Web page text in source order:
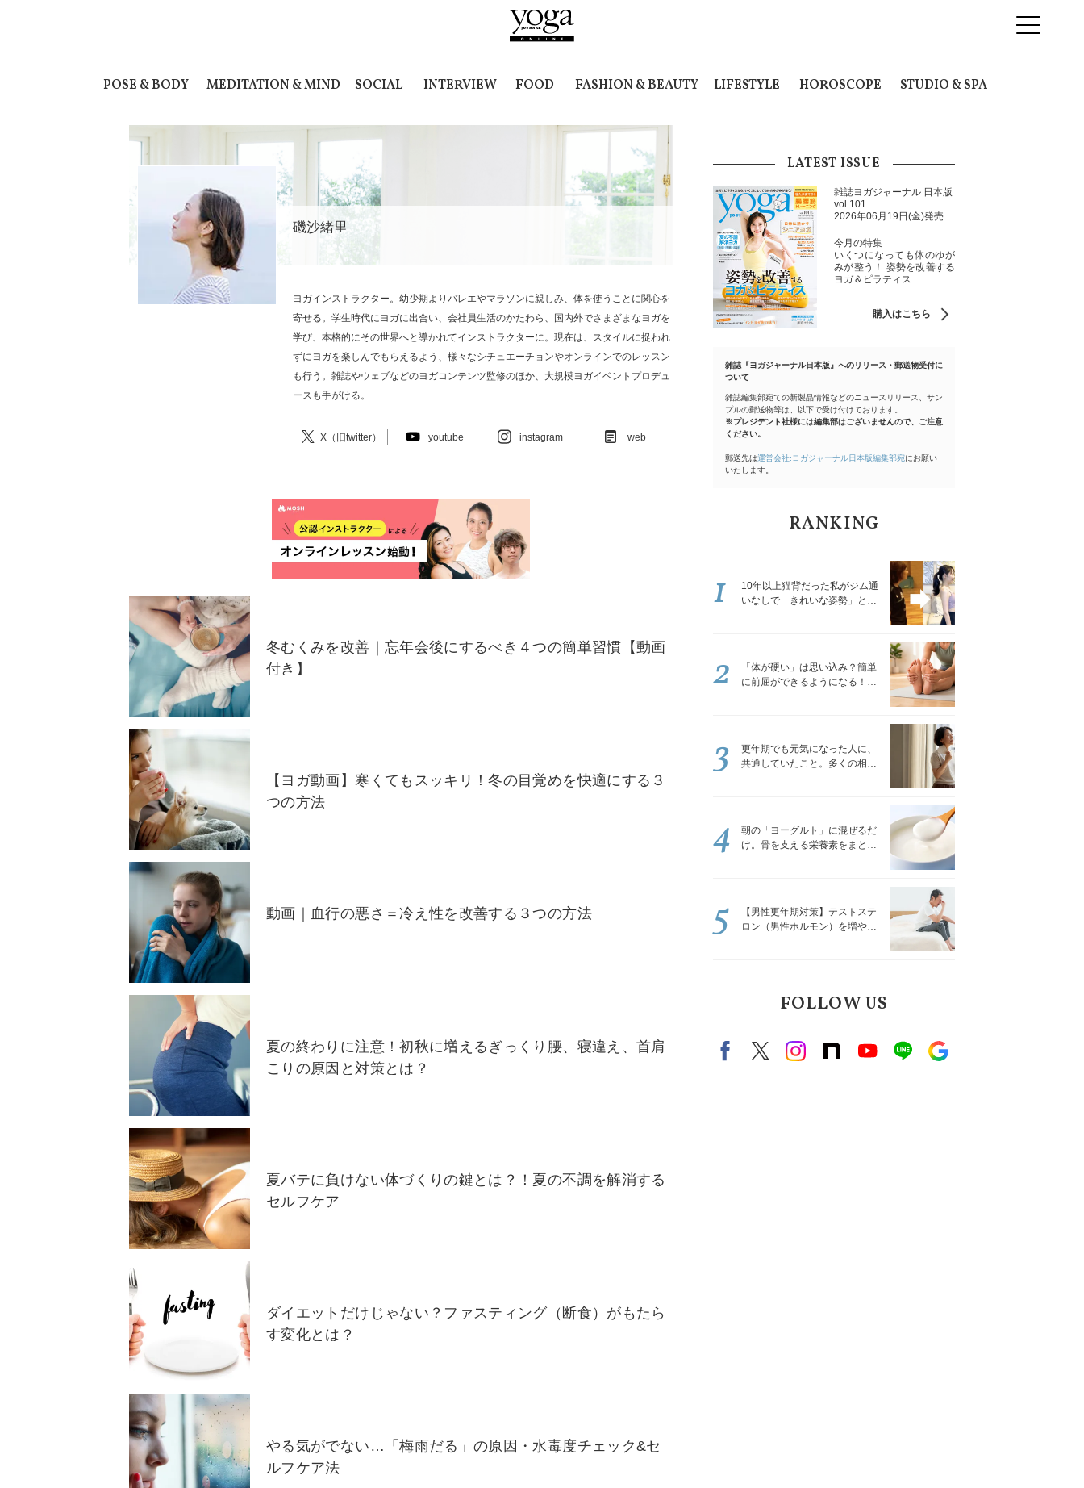
POSE & BODY MEDITATION & MIND SOCIAL INTERVIEW FOOD FASHION & BEAUTY LIFESTYLE HOROSCOPE STUDIO & SPA
磯沙緒里
ヨガインストラクター。幼少期よりバレエやマラソンに親しみ、体を使うことに関心を
寄せる。学生時代にヨガに出合い、会社員生活のかたわら、国内外でさまざまなヨガを
学び、本格的にその世界へと導かれてインストラクターに。現在は、スタイルに捉われ
ずにヨガを楽しんでもらえるよう、様々なシチュエーチョンやオンラインでのレッスン
も行う。雑誌やウェブなどのヨガコンテンツ監修のほか、大規模ヨガイベントプロデュ
ースも手がける。
X（旧twitter） youtube instagram web
冬むくみを改善｜忘年会後にするべき４つの簡単習慣【動画
付き】
【ヨガ動画】寒くてもスッキリ！冬の目覚めを快適にする３
つの方法
動画｜血行の悪さ＝冷え性を改善する３つの方法
夏の終わりに注意！初秋に増えるぎっくり腰、寝違え、首肩
こりの原因と対策とは？
夏バテに負けない体づくりの鍵とは？！夏の不調を解消する
セルフケア
ダイエットだけじゃない？ファスティング（断食）がもたら
す変化とは？
やる気がでない…「梅雨だる」の原因・水毒度チェック&セ
ルフケア法
LATEST ISSUE
雑誌ヨガジャーナル 日本版
vol.101
2026年06月19日(金)発売
今月の特集
いくつになっても体のゆが
みが整う！ 姿勢を改善する
ヨガ＆ピラティス
購入はこちら
雑誌『ヨガジャーナル日本版』へのリリース・郵送物受付に
ついて
雑誌編集部宛ての新製品情報などのニュースリリース、サン
プルの郵送物等は、以下で受け付けております。
※プレジデント社様には編集部はございませんので、ご注意
ください。
郵送先は運営会社:ヨガジャーナル日本版編集部宛にお願い
いたします。
RANKING
10年以上猫背だった私がジム通
いなしで「きれいな姿勢」と褒
1
「体が硬い」は思い込み？簡単
に前屈ができるようになる！腿
2
更年期でも元気になった人に、
共通していたこと。多くの相談
3
朝の「ヨーグルト」に混ぜるだ
け。骨を支える栄養素をまとめ
4
【男性更年期対策】テストステ
ロン（男性ホルモン）を増やす
5
FOLLOW US
FacebookX（旧twitter）
instagram
note Youtubeline